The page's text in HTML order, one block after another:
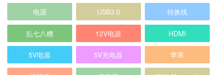
电源 USB3.0 转换线
乱七八糟 12V电源 HDMI
5V电源 5V充电器 苹果